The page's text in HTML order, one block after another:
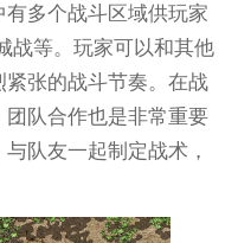
多个战斗区域供玩家
战等。玩家可以和其他
张的战斗节奏。在战
队合作也是非常重要
队友一起制定战术，